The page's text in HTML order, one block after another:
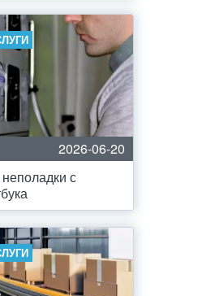
2026-06-20
неполадки с